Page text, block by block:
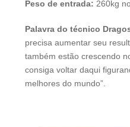
Peso de entrada: 260kg
Palavra do técnico
precisa aumentar seu
também estão crescendo
consiga voltar daqui
melhores do mundo”.